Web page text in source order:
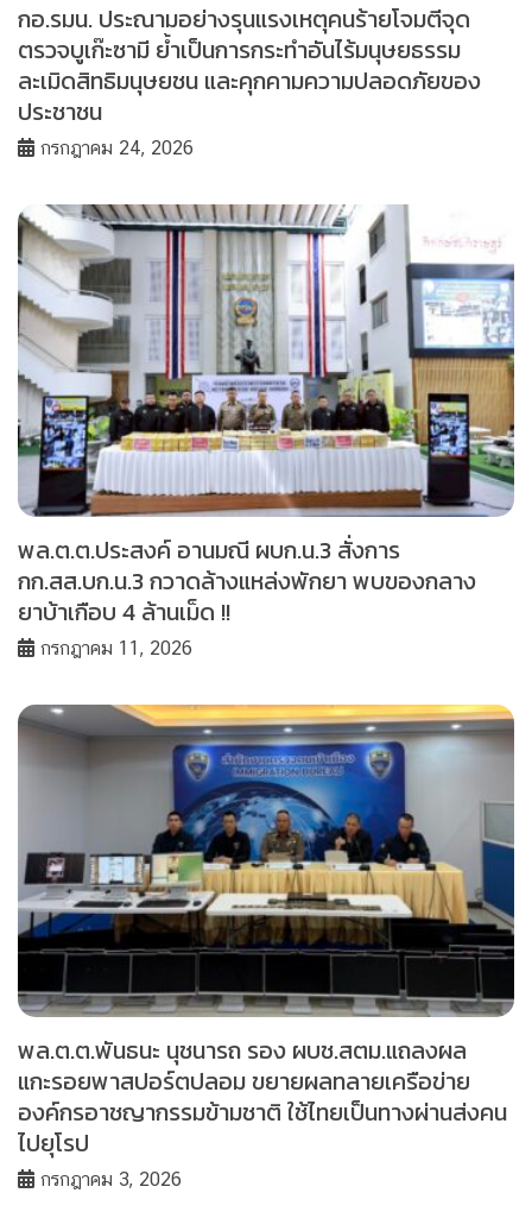
กอ.รมน. ประณามอย่างรุนแรงเหตุคนร้ายโจมตีจุด
ตรวจบูเก๊ะซามี ย้ำเป็นการกระทำอันไร้มนุษยธรรม
ละเมิดสิทธิมนุษยชน และคุกคามความปลอดภัยของ
ประชาชน
กรกฎาคม 24, 2026
พล.ต.ต.ประสงค์ อานมณี ผบก.น.3 สั่งการ
กก.สส.บก.น.3 กวาดล้างแหล่งพักยา พบของกลาง
ยาบ้าเกือบ 4 ล้านเม็ด !!
กรกฎาคม 11, 2026
พล.ต.ต.พันธนะ นุชนารถ รอง ผบช.สตม.แถลงผล
แกะรอยพาสปอร์ตปลอม ขยายผลทลายเครือข่าย
องค์กรอาชญากรรมข้ามชาติ ใช้ไทยเป็นทางผ่านส่งคน
ไปยุโรป
กรกฎาคม 3, 2026